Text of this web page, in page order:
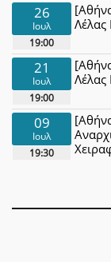
26
Ιουλ
19:00
Λέλας
21
Ιουλ
19:00
Λέλας
09
Ιουλ
19:30